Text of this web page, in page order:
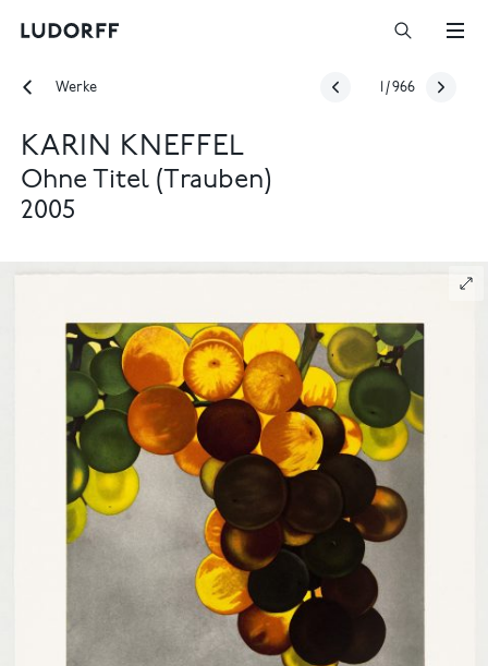
Werke /966
KARIN KNEFFEL
Ohne Titel (Trauben)
2005